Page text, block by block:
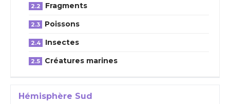
Fragments
Poissons
Insectes
Créatures marines
Hémisphère Sud